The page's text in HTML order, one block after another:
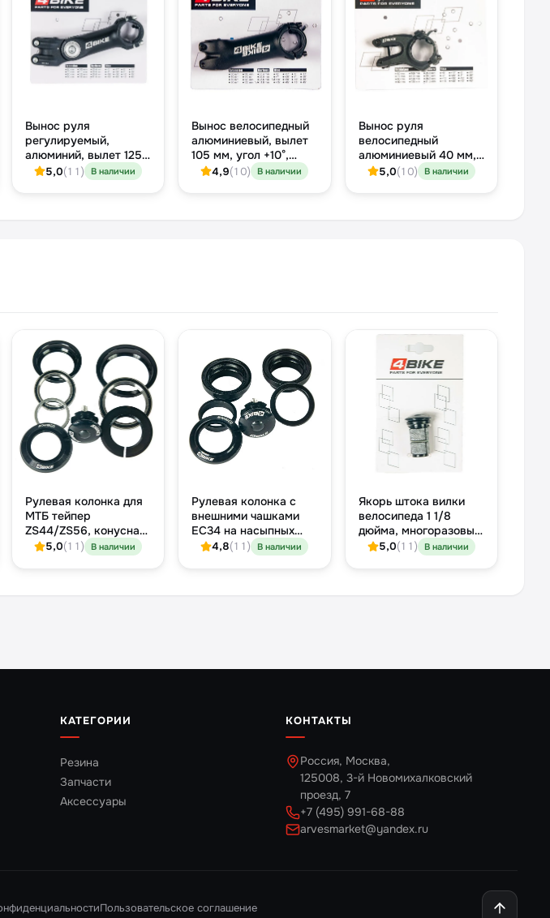
Вынос руля
регулируемый,
алюминий, вылет 125
мм, угол 0-60°, под
5,0(11) В наличии
Вынос велосипедный
алюминиевый, вылет
105 мм, угол +10°,
Ø31.8 мм, чёрный с
синим болтом
4,9(10) В наличии
Вынос руля
велосипедный
алюминиевый 40 мм,
угол -12°, хомут 31.8
5,0(10) В наличии
Рулевая колонка для
МТБ тейпер
ZS44/ZS56, конусная
вилка 1.5 → 1 1/8
5,0(11) В наличии
Рулевая колонка с
внешними чашками
EC34 на насыпных
подшипниках 1-1/8″,
4,8(11) В наличии
Якорь штока вилки
велосипеда 1 1/8
дюйма, многоразовый,
вес 60 г
5,0(11) В наличии
КАТЕГОРИИ
Резина
Запчасти
Аксессуары
КОНТАКТЫ
Россия, Москва,
125008, 3-й Новомихалковский
проезд, 7
+7 (495) 991-68-88
arvesmarket@yandex.ru
Пользовательское соглашение